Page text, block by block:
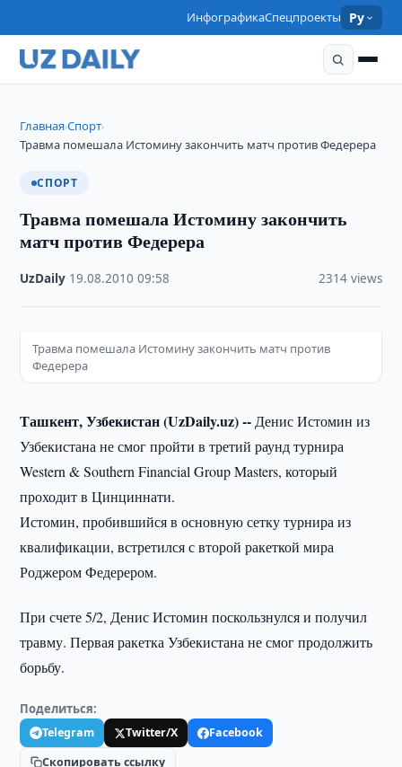
ИнфографикаСпецпроекты Ру
Главная›Спорт›
Травма помешала Истомину закончить матч против Федерера
СПОРТ
Травма помешала Истомину закончить
матч против Федерера
UzDaily 19.08.2010 ·09:58 2314 views
Травма помешала Истомину закончить матч против
Федерера
Ташкент, Узбекистан (UzDaily.uz) -- Денис Истомин из
Узбекистана не смог пройти в третий раунд турнира
Western & Southern Financial Group Masters, который
проходит в Цинциннати.
Истомин, пробившийся в основную сетку турнира из
квалификации, встретился с второй ракеткой мира
Роджером Федерером.
При счете 5/2, Денис Истомин поскользнулся и получил
травму. Первая ракетка Узбекистана не смог продолжить
борьбу.
Поделиться:
Telegram Twitter/X
Facebook
Скопировать ссылку